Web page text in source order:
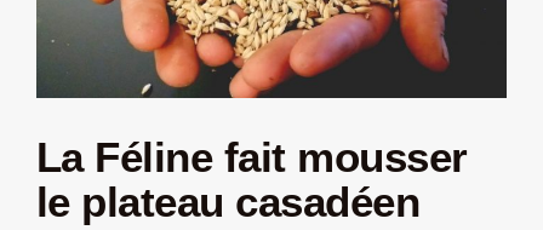
Nouveau Magazine EnVelay
La Féline fait mousser
le plateau casadéen